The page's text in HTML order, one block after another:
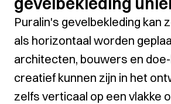
Puralin's gevelbekleding kan
als horizontaal worden
architecten, bouwers en
creatief kunnen zijn in het
zelfs verticaal op een vlakke